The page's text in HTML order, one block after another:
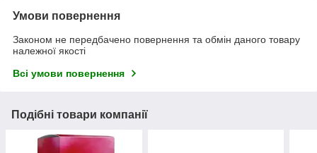
Умови повернення
Законом не передбачено повернення та обмін даного товару
належної якості
Всі умови повернення
Подібні товари компанії